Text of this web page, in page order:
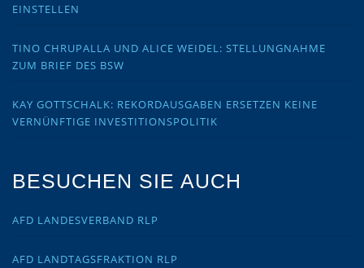
EINSTELLEN
TINO CHRUPALLA UND ALICE WEIDEL: STELLUNGNAHME
ZUM BRIEF DES BSW
KAY GOTTSCHALK: REKORDAUSGABEN ERSETZEN KEINE
VERNÜNFTIGE INVESTITIONSPOLITIK
BESUCHEN SIE AUCH
AFD LANDESVERBAND RLP
AFD LANDTAGSFRAKTION RLP